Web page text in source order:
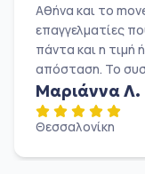
Αθήνα και το
επαγγελματίες
πάντα και η τιμή
απόσταση. Το
Μαριάννα Λ.
Θεσσαλονίκη